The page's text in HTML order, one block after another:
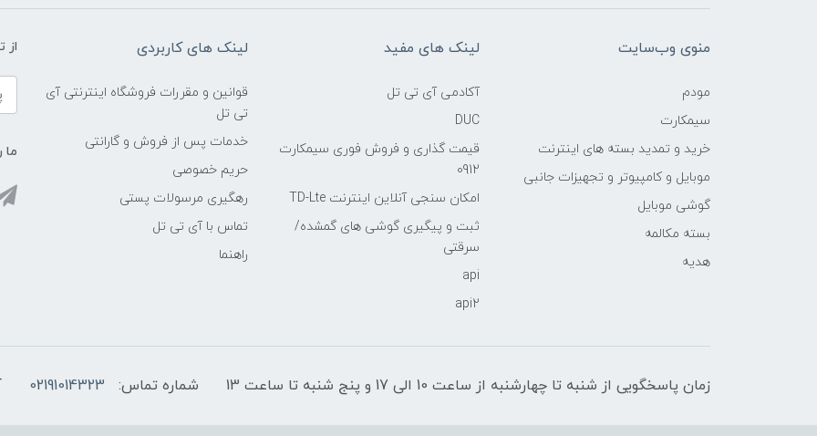
منوی وب‌سایت
مودم
سیمکارت
خرید و تمدید بسته های اینترنت
موبایل و کامپیوتر و تجهیزات جانبی
گوشی موبایل
بسته مکالمه
هدیه
لینک های مفید
آکادمی آی تی تل
DUC
قیمت گذاری و فروش فوری سیمکارت
0912
امکان سنجی آنلاین اینترنت TD-Lte
ثبت و پیگیری گوشی های گمشده/
سرقتی
api
api2
لینک های کاربردی
قوانین و مقررات فروشگاه اینترنتی آی
تی تل
خدمات پس از فروش و گارانتی
حریم خصوصی
رهگیری مرسولات پستی
تماس با آی تی تل
راهنما
از
ما
زمان پاسخگویی از شنبه تا چهارشنبه از ساعت 10 الی 17 و پنج شنبه تا ساعت 13 شماره تماس: 02191014323